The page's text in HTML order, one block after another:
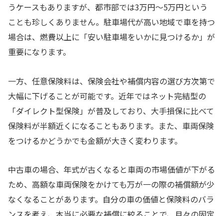
うケースもありますが、都市部では3万円〜5万円という
ことも珍しくありません。駐車場代が高い地域で車を持つ
場合は、燃費以上に「安い駐車場をいかに見つけるか」が
重要になります。
一方、任意保険料は、保険会社や補償内容の選び方次第で
大幅に下げることが可能です。近年ではネット完結型の
「ダイレクト型保険」が普及しており、大手損保に比べて
保険料が半額近くになることもあります。また、車両保険
をつけるかどうかでも金額が大きく変わります。
中古車の場合、年式が古くなると車両の市場価値が下がる
ため、高額な車両保険をかけても万が一の際の補償額が少
なくなることがあります。自分の車の価値と保険料のバラ